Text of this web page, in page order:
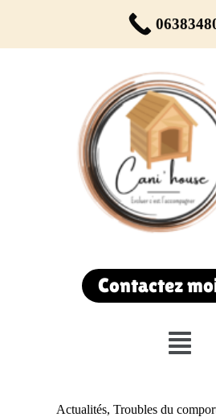
Réservez votre rendez-vous dès
Du lundi au samedi de 9h00 à 19h00
Contactez
Actualités, Troubles du